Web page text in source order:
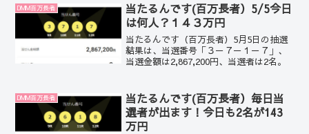
DMM百万長者
当たるんです(百万長者）5/5今日
は何人？１４３万円
当たるんです（百万長者）5月5日の抽選
結果は、当選番号「３－７－１－７」、
当選金額は2,867,200円、当選者は2名。
DMM百万長者
当たるんです(百万長者）毎日当
選者が出ます！今日も2名が143
万円